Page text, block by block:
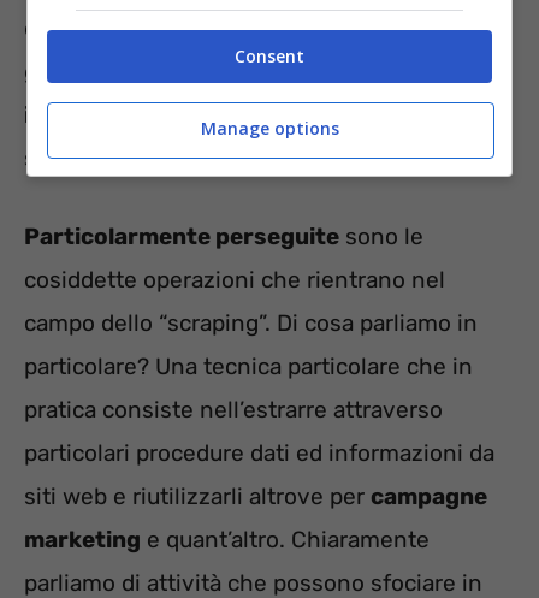
oppure l’utilizzo di cloni riguardo ad esempio
gli account WhatsApp.Ce n’è per tutti i gusti
insomma
. La punizione può arrivare per
svariate motivazioni.
Particolarmente perseguite sono le
cosiddette operazioni che rientrano nel
campo dello “scraping”. Di cosa parliamo in
particolare? Una tecnica particolare che in
pratica consiste nell’estrarre attraverso
particolari procedure dati ed informazioni da
siti web e riutilizzarli altrove per campagne
marketing e quant’altro. Chiaramente
parliamo di attività che possono sfociare in
Consent
Manage options